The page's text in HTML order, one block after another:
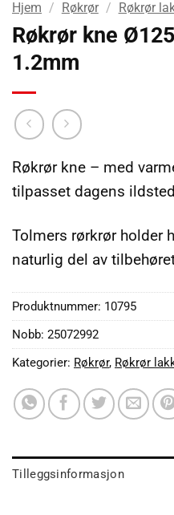
Hjem / Røkrør / Røkrør
Røkrør kne
1.2mm
Røkrør kne – med
tilpasset dagens
Tolmers rørkrør holder
naturlig del av
Produktnummer: 10795
Nobb: 25072992
Kategorier: Røkrør, Røkrør
Tilleggsinformasjon